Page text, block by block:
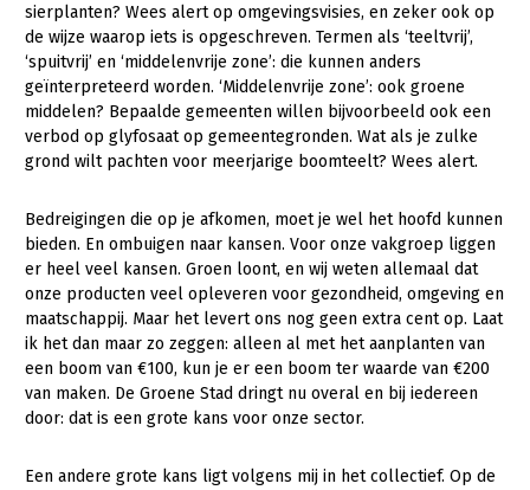
Geitenhouderij
Kalverhouderij
Konijnenhouderij
Melkveehouderij
Pluimveehouderij
Schapenhouderij
Varkenshouderij
Vleesveehouderij
Akkerbouw
Biologische Landbouw
Bollenteelt
Bomen, vaste planten en zomerbloemen
Glastuinbouw
Paddenstoelen
Vollegrondsgroente
Multifunctionele landbouw
Multifunctioneel
Vrouw en Bedrijf
Onderwerpen
Nieuws
Nieuwsabonnement
Webinars
Over LTO
LTO Nederland
Mensen
Bestuur en Directie
Vakgroepbestuurders
Jaarverslag 2023
Pers
sierplanten? Wees alert op omgevingsvisies, en zeker ook op
de wijze waarop iets is opgeschreven. Termen als ‘teeltvrij’,
‘spuitvrij’ en ‘middelenvrije zone’: die kunnen anders
geïnterpreteerd worden. ‘Middelenvrije zone’: ook groene
middelen? Bepaalde gemeenten willen bijvoorbeeld ook een
verbod op glyfosaat op gemeentegronden. Wat als je zulke
grond wilt pachten voor meerjarige boomteelt? Wees alert.
Bedreigingen die op je afkomen, moet je wel het hoofd kunnen
bieden. En ombuigen naar kansen. Voor onze vakgroep liggen
er heel veel kansen. Groen loont, en wij weten allemaal dat
onze producten veel opleveren voor gezondheid, omgeving en
maatschappij. Maar het levert ons nog geen extra cent op. Laat
ik het dan maar zo zeggen: alleen al met het aanplanten van
een boom van €100, kun je er een boom ter waarde van €200
van maken. De Groene Stad dringt nu overal en bij iedereen
door: dat is een grote kans voor onze sector.
Een andere grote kans ligt volgens mij in het collectief. Op de